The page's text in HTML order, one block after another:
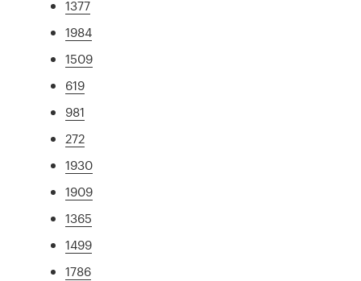
1377
1984
1509
619
981
272
1930
1909
1365
1499
1786